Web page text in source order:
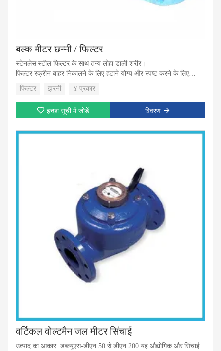
बल्क मीटर छन्नी / फिल्टर
स्टेनलेस स्टील फिल्टर के साथ तन्य लोहा डाली शरीर।
फिल्टर स्क्रीन बाहर निकालने के लिए हटाने योग्य और स्पष्ट करने के लिए
आसान है।
फिल्टर झरनी Y प्रकार
इच्छा सूची में जोड़ें विवरण
वर्टिकल वोल्टमैन जल मीटर सिंचाई
उत्पाद का आकार: डब्ल्यूएस-डीएन 50 से डीएन 200 यह औद्योगिक और सिंचाई